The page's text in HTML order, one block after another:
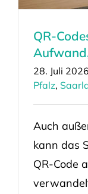
QR-
28. Juli 2026
Pfalz,
Auch
kann das
QR-Code